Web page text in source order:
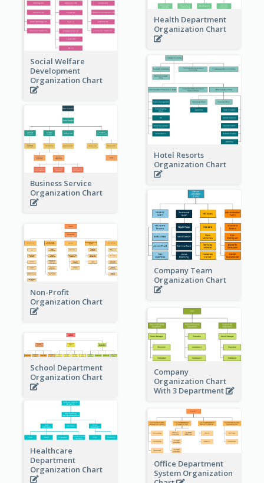
Social Welfare
Development
Organization Chart
Health Department
Organization Chart
Hotel Resorts
Organization Chart
Business Service
Organization Chart
Company Team
Organization Chart
Non-Profit
Organization Chart
Company
Organization Chart
With 3 Department
School Department
Organization Chart
Healthcare
Department
Organization Chart
Office Department
System Organization